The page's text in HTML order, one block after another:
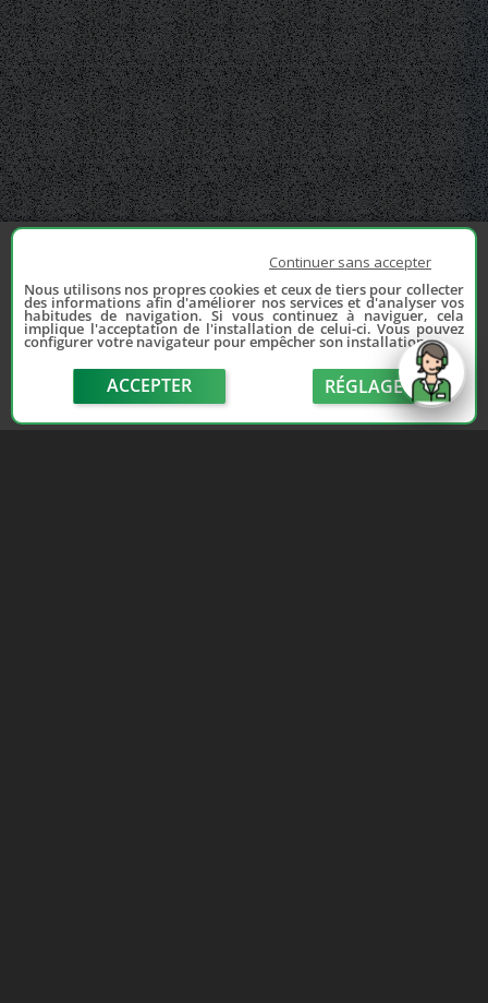
Continuer sans accepter
Nous utilisons nos propres cookies et ceux de tiers pour collecter
des informations afin d'améliorer nos services et d'analyser vos
habitudes de navigation. Si vous continuez à naviguer, cela
implique l'acceptation de l'installation de celui-ci. Vous pouvez
configurer votre navigateur pour empêcher son installation.
ACCEPTER RÉGLAGE